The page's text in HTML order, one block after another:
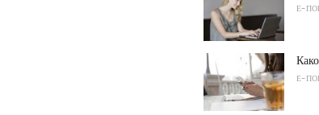
Е-
Е-